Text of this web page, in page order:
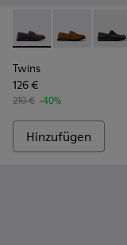
Twins - K101013-
Twins -
Twins
126 €
210 € -40%
Hinzufügen